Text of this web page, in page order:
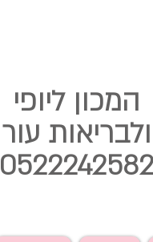
המכון ליופי
ולבריאות עור
0522242582